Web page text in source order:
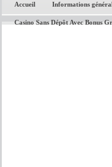
Accueil Informations
Casino Sans Dépôt Avec Bonus